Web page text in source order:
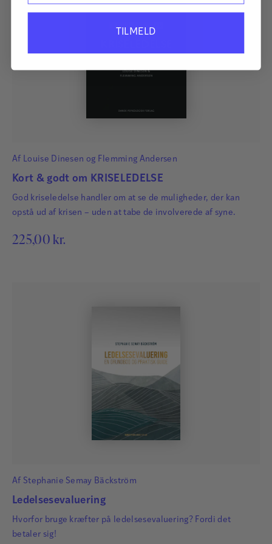
Af Louise Dinesen og Flemming Andersen
Kort & godt om KRISELEDELSE
God kriseledelse handler om at se de muligheder, der kan
opstå ud af krisen – uden at tabe de involverede af syne.
225,00 kr.
Af Stephanie Semay Bäckström
Ledelsesevaluering
Hvorfor bruge kræfter på ledelsesevaluering? Fordi det
betaler sig!
TILMELD